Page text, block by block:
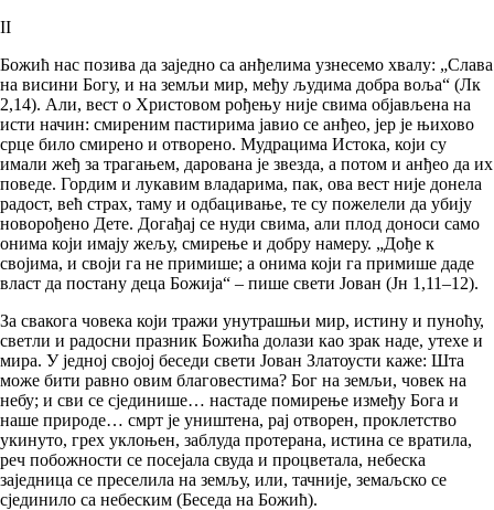
II
Божић нас позива да заједно са анђелима узнесемо хвалу: „Слава
на висини Богу, и на земљи мир, међу људима добра воља“ (Лк
2,14). Али, вест о Христовом рођењу није свима објављена на
исти начин: смиреним пастирима јавио се анђео, јер је њихово
срце било смирено и отворено. Мудрацима Истока, који су
имали жеђ за трагањем, дарована је звезда, а потом и анђео да их
поведе. Гордим и лукавим владарима, пак, ова вест није донела
радост, већ страх, таму и одбацивање, те су пожелели да убију
новорођено Дете. Догађај се нуди свима, али плод доноси само
онима који имају жељу, смирење и добру намеру. „Дође к
својима, и своји га не примише; а онима који га примише даде
власт да постану деца Божија“ – пише свети Јован (Јн 1,11–12).
За свакога човека који тражи унутрашњи мир, истину и пуноћу,
светли и радосни празник Божића долази као зрак наде, утехе и
мира. У једној својој беседи свети Јован Златоусти каже: Шта
може бити равно овим благовестима? Бог на земљи, човек на
небу; и сви се сјединише… настаде помирење између Бога и
наше природе… смрт је уништена, рај отворен, проклетство
укинуто, грех уклоњен, заблуда протерана, истина се вратила,
реч побожности се посејала свуда и процветала, небеска
заједница се преселила на земљу, или, тачније, земаљско се
сјединило са небеским (Беседа на Божић).